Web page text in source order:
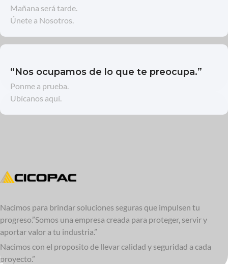
Mañana será tarde.
Únete a Nosotros.
“Nos ocupamos de lo que te preocupa.”
Ponme a prueba.
Ubícanos aquí.
Nacimos para brindar soluciones seguras que impulsen tu
progreso.”Somos una empresa creada para proteger, servir y
aportar valor a tu industria.”
Nacimos con el proposito de llevar calidad y seguridad a cada
proyecto.”